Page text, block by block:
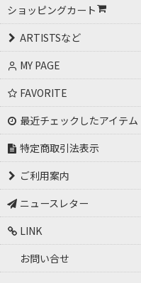
ショッピングカート
ARTISTSなど
MY PAGE
FAVORITE
最近チェックしたアイテム
特定商取引法表示
ご利用案内
ニュースレター
LINK
お問い合せ